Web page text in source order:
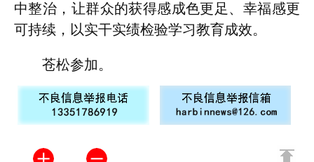
中整治，让群众的获得感成色更足、幸福感更
可持续，以实干实绩检验学习教育成效。
苍松参加。